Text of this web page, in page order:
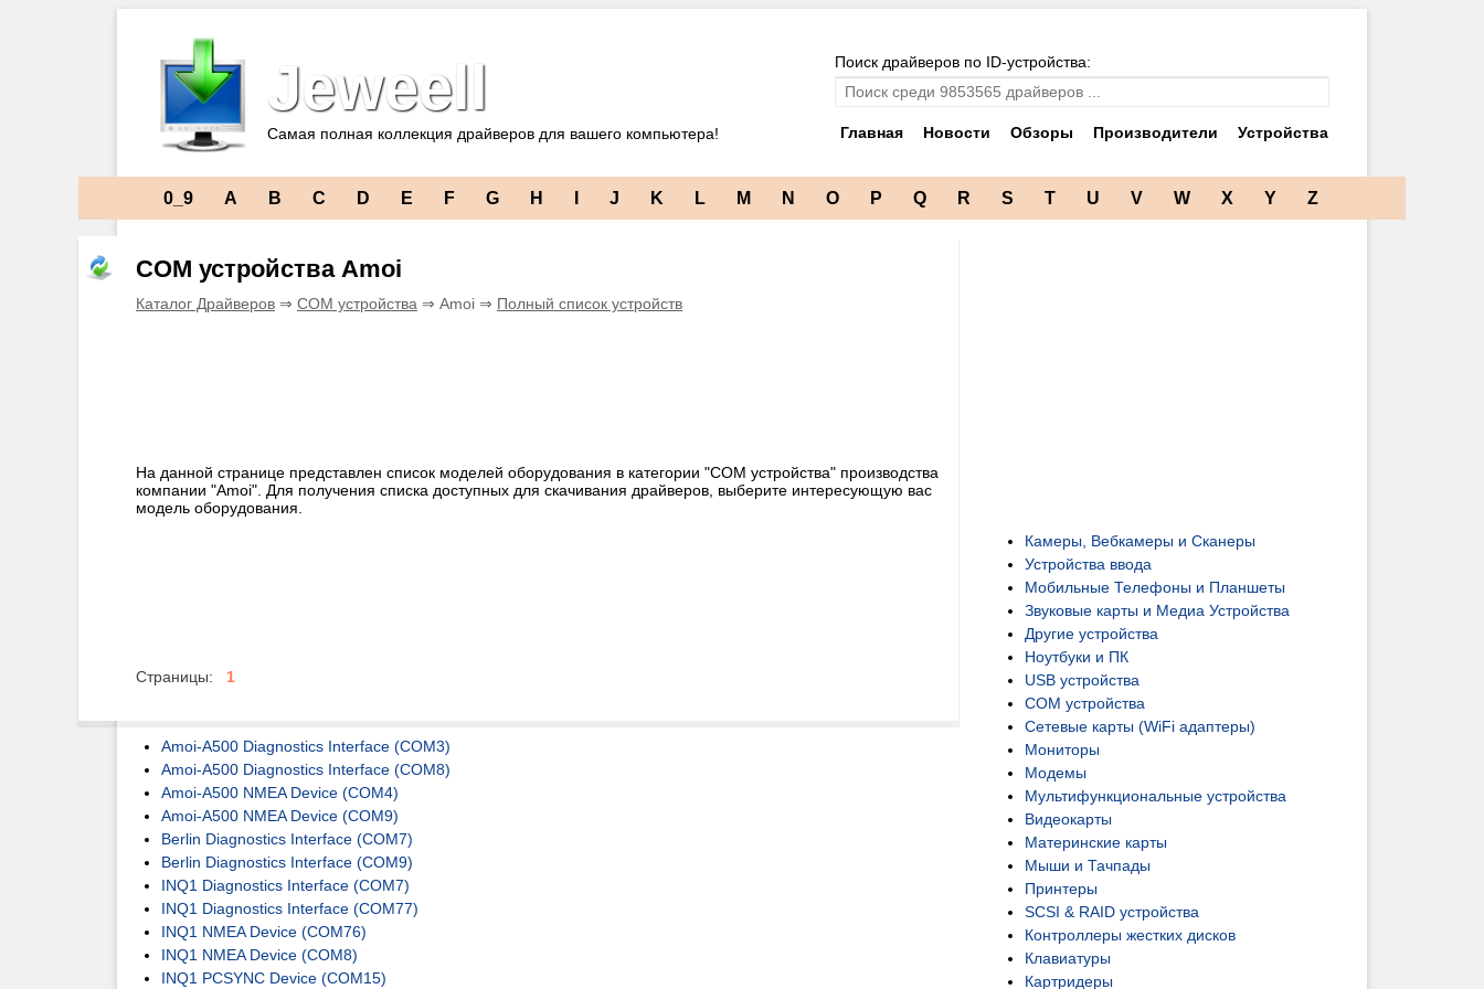
Jeweell
Самая полная коллекция драйверов для вашего компьютера!
Поиск драйверов по ID-устройства:
Главная Новости Обзоры Производители Устройства
0_9 A B C D E F G H J K L M N O P Q R S T U V W X Y Z
COM устройства Amoi
Каталог Драйверов ⇒ COM устройства ⇒ Amoi ⇒ Полный список устройств
На данной странице представлен список моделей оборудования в категории "COM устройства" производства
компании "Amoi". Для получения списка доступных для скачивания драйверов, выберите интересующую вас
модель оборудования.
Страницы: 1
Amoi-A500 Diagnostics Interface (COM3)
Amoi-A500 Diagnostics Interface (COM8)
Amoi-A500 NMEA Device (COM4)
Amoi-A500 NMEA Device (COM9)
Berlin Diagnostics Interface (COM7)
Berlin Diagnostics Interface (COM9)
INQ1 Diagnostics Interface (COM7)
INQ1 Diagnostics Interface (COM77)
INQ1 NMEA Device (COM76)
INQ1 NMEA Device (COM8)
INQ1 PCSYNC Device (COM15)
Камеры, Вебкамеры и Сканеры
Устройства ввода
Мобильные Телефоны и Планшеты
Звуковые карты и Медиа Устройства
Другие устройства
Ноутбуки и ПК
USB устройства
COM устройства
Сетевые карты (WiFi адаптеры)
Мониторы
Модемы
Мультифункциональные устройства
Видеокарты
Материнские карты
Мыши и Тачпады
Принтеры
SCSI & RAID устройства
Контроллеры жестких дисков
Клавиатуры
Картридеры